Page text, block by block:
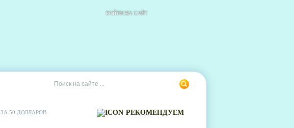
ВОЙТИ НА САЙТ
ЗА 50 ДОЛЛАРОВ РЕКОМЕНДУЕМ